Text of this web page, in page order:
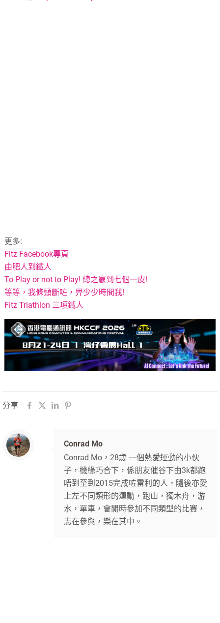
更多:
Fitz Facebook專頁
由肥人到鐵人
To Play or not to Play! 總之贏到七個一皮!
等等，我條頸斷咗，畀少少時間我!
Fitz Triathlon 三項鐵人
分享
Conrad Mo
Conrad Mo，28歲 一個熱愛運動的小伙
子，機緣巧合下，係朋友催谷下由3k都跑
唔到至到2015完成咗雷利的人，隨後亦愛
上左不同類形的運動，跑山，獨木舟，游
水，單車，會閒時參加不同類型的比賽，
志在參與，樂在其中。